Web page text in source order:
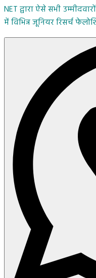
NET द्वारा ऐसे सभी
में विभिन्न जूनियर रिसर्च